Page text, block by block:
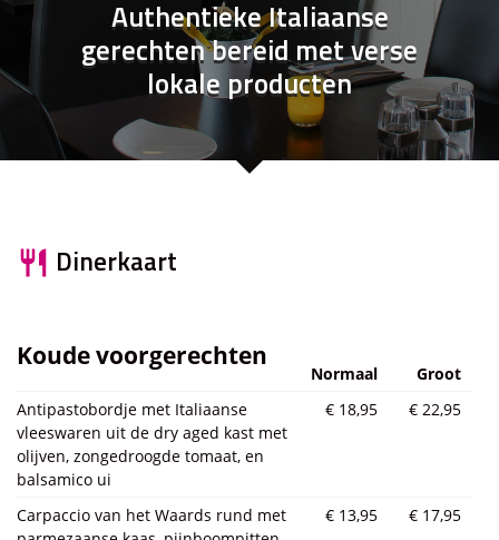
Authentieke Italiaanse
gerechten bereid met verse
lokale producten
restaurant Dinerkaart
Koude voorgerechten
Normaal
Groot
Antipastobordje met Italiaanse
vleeswaren uit de dry aged kast met
olijven, zongedroogde tomaat, en
balsamico ui
€ 18,95 € 22,95
Carpaccio van het Waards rund met
€ 13,95 € 17,95